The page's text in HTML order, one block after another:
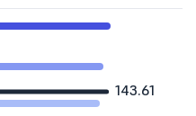
143.61